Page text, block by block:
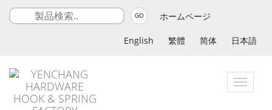
GO ホームページ
English 繁體 简体 日本語
Toggle